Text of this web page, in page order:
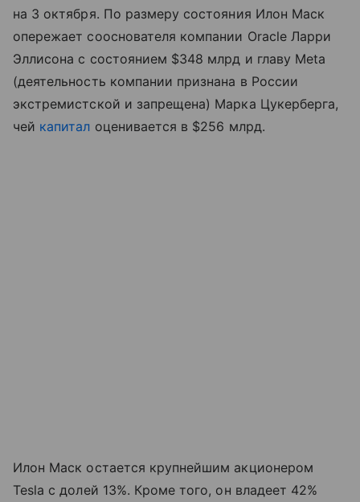
на 3 октября. По размеру состояния Илон Маск
опережает сооснователя компании Oracle Ларри
Эллисона с состоянием $348 млрд и главу Meta
(деятельность компании признана в России
экстремистской и запрещена) Марка Цукерберга,
чей капитал оценивается в $256 млрд.
Илон Маск остается крупнейшим акционером
Tesla с долей 13%. Кроме того, он владеет 42%